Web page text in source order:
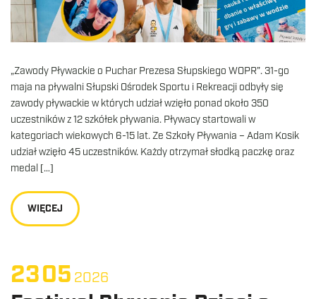
„Zawody Pływackie o Puchar Prezesa Słupskiego WOPR”. 31-go
maja na pływalni Słupski Ośrodek Sportu i Rekreacji odbyły się
zawody pływackie w których udział wzięło ponad około 350
uczestników z 12 szkółek pływania. Pływacy startowali w
kategoriach wiekowych 6-15 lat. Ze Szkoły Pływania – Adam Kosik
udział wzięło 45 uczestników. Każdy otrzymał słodką paczkę oraz
medal […]
WIĘCEJ
2305 2026